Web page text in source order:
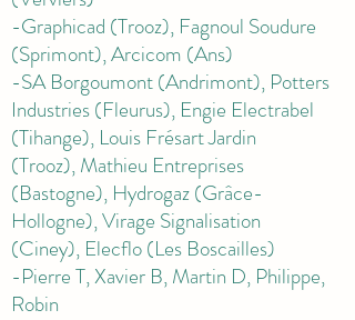
-Graphicad (Trooz), Fagnoul Soudure
(Sprimont),Arcicom (Ans)
-SA Borgoumont (Andrimont), Potters
Industries (Fleurus), Engie Electrabel
(Tihange), Louis Frésart Jardin
(Trooz),Mathieu Entreprises
(Bastogne), Hydrogaz (Grâce-
Hollogne),Virage Signalisation
(Ciney), Elecflo (Les Boscailles)
-Pierre T, Xavier B, Martin D, Philippe,
Robin